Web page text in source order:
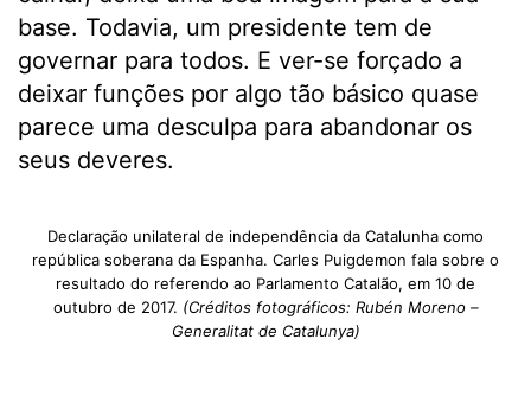
base. Todavia, um presidente tem de
governar para todos. E ver-se forçado a
deixar funções por algo tão básico quase
parece uma desculpa para abandonar os
seus deveres.
Declaração unilateral de independência da Catalunha como
república soberana da Espanha. Carles Puigdemon fala sobre o
resultado do referendo ao Parlamento Catalão, em 10 de
outubro de 2017. (Créditos fotográficos: Rubén Moreno –
Generalitat de Catalunya)